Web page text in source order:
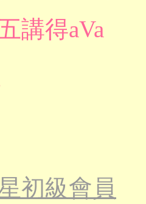
講得aVa
初級會員